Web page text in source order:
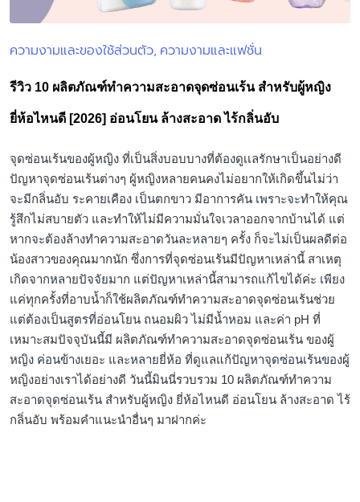
Posted
ความงามและของใช้ส่วนตัว ความงามและแฟชั่น
รีวิว 10 ผลิตภัณฑ์ทำความสะอาดจุดซ่อนเร้น สำหรับผู้หญิง
ยี่ห้อไหนดี [2026] อ่อนโยน ล้างสะอาด ไร้กลิ่นอับ
จุดซ่อนเร้นของผู้หญิง ที่เป็นสิ่งบอบบางที่ต้องดูเเลรักษาเป็นอย่างดี
ปัญหาจุดซ่อนเร้นต่างๆ ผู้หญิงหลายคนคงไม่อยากให้เกิดขึ้นไม่ว่า
จะมีกลิ่นอับ ระคายเคือง เป็นตกขาว มีอาการคัน เพราะจะทำให้คุณ
รู้สึกไม่สบายตัว และทำให้ไม่มีความมั่นใจเวลาออกจากบ้านได้ แต่
หากจะต้องล้างทำความสะอาดวันละหลายๆ ครั้ง ก็จะไม่เป็นผลดีต่อ
น้องสาวของคุณมากนัก ซึ่งการที่จุดซ่อนเร้นมีปัญหาเหล่านี้ สาเหตุ
เกิดจากหลายปัจจัยมาก แต่ปัญหาเหล่านี้สามารถแก้ไขได้ค่ะ เพียง
แค่ทุกครั้งที่อาบน้ำก็ใช้ผลิตภัณฑ์ทำความสะอาดจุดซ่อนเร้นช่วย
แต่ต้องเป็นสูตรที่อ่อนโยน ถนอมผิว ไม่มีน้ำหอม และค่า pH ที่
เหมาะสมปัจจุบันนี้มี ผลิตภัณฑ์ทำความสะอาดจุดซ่อนเร้น ของผู้
หญิง ค่อนข้างเยอะ และหลายยี่ห้อ ที่ดูแลแก้ปัญหาจุดซ่อนเร้นของผู้
หญิงอย่างเราได้อย่างดี วันนี้มินนี่รวบรวม 10 ผลิตภัณฑ์ทำความ
สะอาดจุดซ่อนเร้น สำหรับผู้หญิง ยี่ห้อไหนดี อ่อนโยน ล้างสะอาด ไร้
กลิ่นอับ พร้อมคำแนะนำอื่นๆ มาฝากค่ะ